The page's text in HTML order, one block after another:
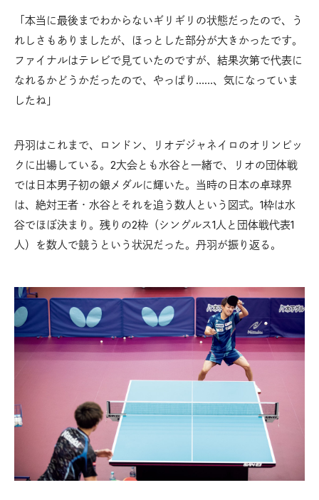
「本当に最後までわからないギリギリの状態だったので、う
れしさもありましたが、ほっとした部分が大きかったです。
ファイナルはテレビで見ていたのですが、結果次第で代表に
なれるかどうかだったので、やっぱり……、気になっていま
したね」
丹羽はこれまで、ロンドン、リオデジャネイロのオリンピッ
クに出場している。2大会とも水谷と一緒で、リオの団体戦
では日本男子初の銀メダルに輝いた。当時の日本の卓球界
は、絶対王者・水谷とそれを追う数人という図式。1枠は水
谷でほぼ決まり。残りの2枠（シングルス1人と団体戦代表1
人）を数人で競うという状況だった。丹羽が振り返る。